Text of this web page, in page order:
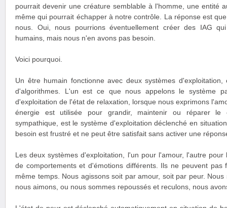
pourrait devenir une créature semblable à l'homme, une entité
même qui pourrait échapper à notre contrôle. La réponse est
nous. Oui, nous pourrions éventuellement créer des IAG
humains, mais nous n'en avons pas besoin.
Voici pourquoi.
Un être humain fonctionne avec deux systèmes d'exploitation,
d'algorithmes. L'un est ce que nous appelons le système
d'exploitation de l'état de relaxation, lorsque nous exprimons
énergie est utilisée pour grandir, maintenir ou réparer le
sympathique, est le système d'exploitation déclenché en
besoin est frustré et ne peut être satisfait sans activer une
Les deux systèmes d'exploitation, l'un pour l'amour, l'autre
de comportements et d'émotions différents. Ils ne peuvent pas
même temps. Nous agissons soit par amour, soit par peur.
nous aimons, ou nous sommes repoussés et reculons, nous